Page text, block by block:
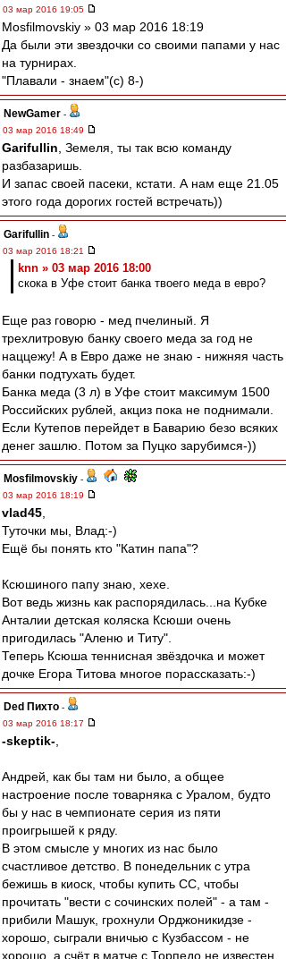
03 мар 2016 19:05
Mosfilmovskiy » 03 мар 2016 18:19
Да были эти звездочки со своими папами у нас
на турнирах.
"Плавали - знаем"(с) 8-)
NewGamer -
03 мар 2016 18:49
Garifullin , Земеля, ты так всю команду
разбазаришь.
И запас своей пасеки, кстати. А нам еще 21.05
этого года дорогих гостей встречать))
Garifullin -
03 мар 2016 18:21
knn » 03 мар 2016 18:00
скока в Уфе стоит банка твоего меда в евро?
Еще раз говорю - мед пчелиный. Я
трехлитровую банку своего меда за год не
наццежу! А в Евро даже не знаю - нижняя часть
банки подтухать будет.
Банка меда (3 л) в Уфе стоит максимум 1500
Российских рублей, акциз пока не поднимали.
Если Кутепов перейдет в Баварию безо всяких
денег зашлю. Потом за Пуцко зарубимся-))
Mosfilmovskiy -
03 мар 2016 18:19
vlad45
Туточки мы, Влад:-)
Ещё бы понять кто "Катин папа"?
Ксюшиного папу знаю, хехе.
Вот ведь жизнь как распорядилась...на Кубке
Анталии детская коляска Ксюши очень
пригодилась "Аленю и Титу".
Теперь Ксюша теннисная звёздочка и может
дочке Егора Титова многое порассказать:-)
Ded Пихто -
03 мар 2016 18:17
-skeptik-
Андрей, как бы там ни было, а общее
настроение после товарняка с Уралом, будто
бы у нас в чемпионате серия из пяти
проигрышей к ряду.
В этом смысле у многих из нас было
счастливое детство. В понедельник с утра
бежишь в киоск, чтобы купить СС, чтобы
прочитать "вести с сочинских полей" - а там -
прибили Машук, грохнули Орджоникидзе -
хорошо, сыграли вничью с Кузбассом - не
хорошо, а счёт в матче с Торпедо не известен,